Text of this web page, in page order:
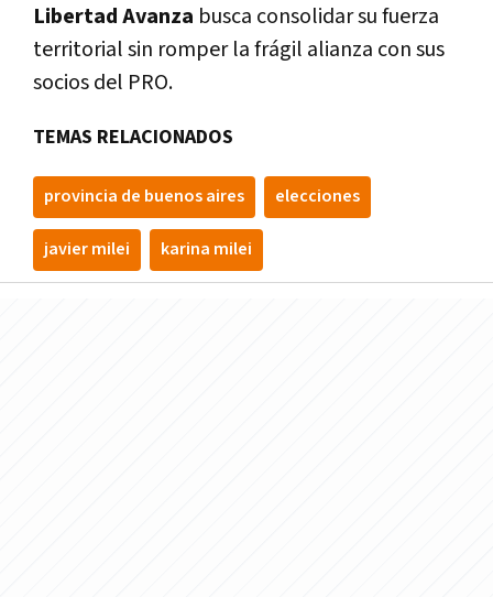
Libertad Avanza busca consolidar su fuerza
territorial sin romper la frágil alianza con sus
socios del PRO.
TEMAS RELACIONADOS
provincia de buenos aires elecciones
javier milei karina milei